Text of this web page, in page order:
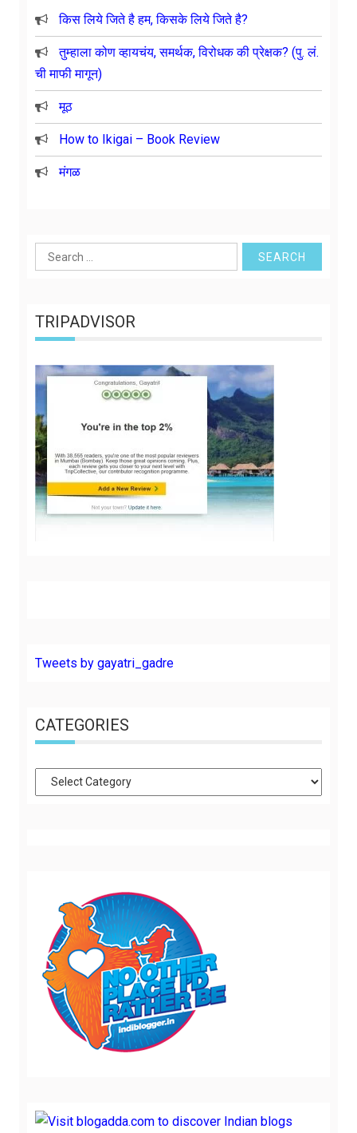
किस लिये जिते है हम, किसके लिये जिते है?
तुम्हाला कोण व्हायचंय, समर्थक, विरोधक की प्रेक्षक? (पु. लं.
ची माफी मागून)
मूठ
How to Ikigai – Book Review
मंगळ
Search
for:
TRIPADVISOR
Tweets by gayatri_gadre
CATEGORIES
Categories